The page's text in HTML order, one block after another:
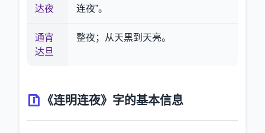
达夜
连夜”。
通宵
达旦
整夜；从天黑到天亮。
《连明连夜》字的基本信息